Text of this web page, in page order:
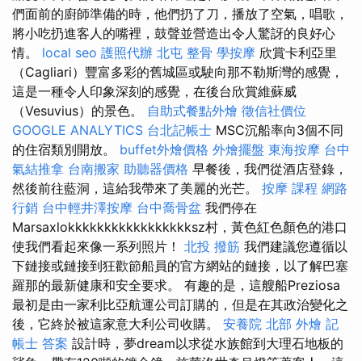
們面前的廚師準備的時，他們扔了刀，播放了空氣，唱歌，
將小吃扔進客人的嘴裡，鼓聲並營造出令人驚訝的良好心
情。 local seo 護照代辦 北屯 整骨 學按摩 欣賞卡利亞里
（Cagliari）豐富多彩的舊城區或駛向那不勒斯灣的感覺，
這是一種令人印象深刻的感覺，在後台欣賞維蘇威
（Vesuvius）的景色。 自助式餐點外燴 徵信社價位
GOOGLE ANALYTICS 台北記帳士 MSC沉船率向3個不同
的住宿類別開放。 buffet外燴價格 外燴擺盤 東海按摩 台中
氣結推拿 台南搬家 助聽器價格 早餐後，我們從酒店登錄，
然後前往藍洞，這給我帶來了美麗的光芒。 按摩 課程 網路
行銷 台中輕井澤按摩 台中喬骨盆 我們停在
Marsaxlokkkkkkkkkkkkkkkkksz村，黃色紅色顏色的港口
使我們看起來像一系列照片！ 北投 撥筋 我們建議您遵循以
下鏈接或鏈接到狂歡節船員的官方網站的鏈接，以了解巴塞
羅那的最新健康和安全要求。 有趣的是，這艘船Preziosa
最初是由一家利比亞航運公司訂購的，但是在其政治變化之
後，它終於被這家意大利公司收購。 安養院 北部 外燴 記
帳士 答案 設計時，夢dream以求從水族館到大理石地板的